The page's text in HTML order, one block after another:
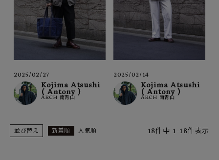
2025/02/27
Kojima Atsushi
( Antony )
ARCH 南青山
2025/02/14
Kojima Atsushi
( Antony )
ARCH 南青山
並び替え 新着順 人気順 18件中 1-18件表示